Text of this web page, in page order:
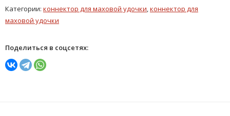
Категории: коннектор для маховой удочки коннектор для
маховой удочки
Поделиться в соцсетях: